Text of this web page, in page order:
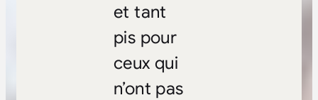
et tant
pis pour
ceux qui
n’ont pas